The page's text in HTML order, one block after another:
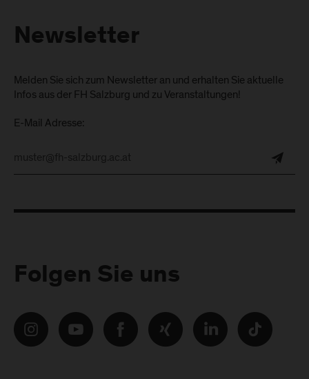
Newsletter
Melden Sie sich zum Newsletter an und erhalten Sie aktuelle
Infos aus der FH Salzburg und zu Veranstaltungen!
E-Mail Adresse:
Folgen Sie uns